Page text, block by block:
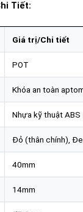
Tiết:
Giá trị/Chi tiết
POT
Khóa an toàn
Nhựa kỹ thuật
Đỏ (thân chính),
40mm
14mm